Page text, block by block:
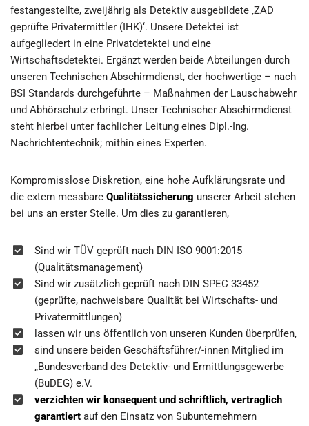
festangestellte, zweijährig als Detektiv ausgebildete ‚ZAD
geprüfte Privatermittler (IHK)‘. Unsere Detektei ist
aufgegliedert in eine Privatdetektei und eine
Wirtschaftsdetektei. Ergänzt werden beide Abteilungen durch
unseren Technischen Abschirmdienst, der hochwertige – nach
BSI Standards durchgeführte – Maßnahmen der Lauschabwehr
und Abhörschutz erbringt. Unser Technischer Abschirmdienst
steht hierbei unter fachlicher Leitung eines Dipl.-Ing.
Nachrichtentechnik; mithin eines Experten.
Kompromisslose Diskretion, eine hohe Aufklärungsrate und
die extern messbare Qualitätssicherung unserer Arbeit stehen
bei uns an erster Stelle. Um dies zu garantieren,
Sind wir TÜV geprüft nach DIN ISO 9001:2015
(Qualitätsmanagement)
Sind wir zusätzlich geprüft nach DIN SPEC 33452
(geprüfte, nachweisbare Qualität bei Wirtschafts- und
Privatermittlungen)
lassen wir uns öffentlich von unseren Kunden überprüfen,
sind unsere beiden Geschäftsführer/-innen Mitglied im
„Bundesverband des Detektiv- und Ermittlungsgewerbe
(BuDEG) e.V.
verzichten wir konsequent und schriftlich, vertraglich
garantiert auf den Einsatz von Subunternehmern